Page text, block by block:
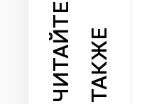
ЧИТАЙТЕ ТАКЖЕ